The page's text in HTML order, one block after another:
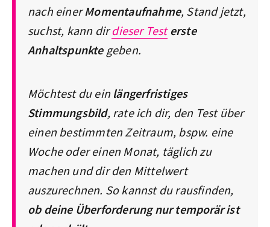
nach einerMomentaufnahme, Stand jetzt,
suchst, kann dirdieser Test erste
Anhaltspunktegeben.
Möchtest du einlängerfristiges
Stimmungsbild, rate ich dir, den Test über
einen bestimmten Zeitraum, bspw. eine
Woche oder einen Monat, täglich zu
machen und dir den Mittelwert
auszurechnen. So kannst du rausfinden,
ob deine Überforderung nur temporär ist